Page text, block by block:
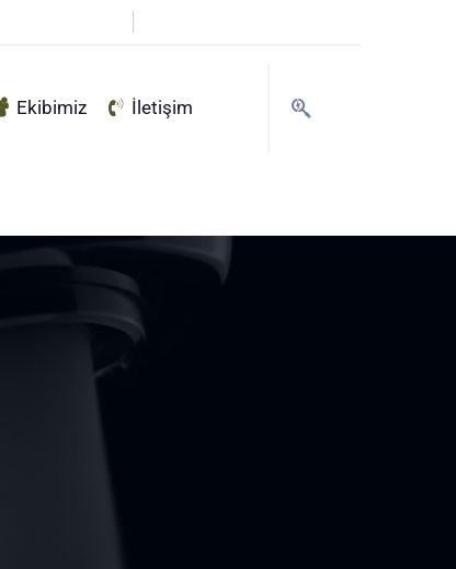
Ekibimiz İletişim